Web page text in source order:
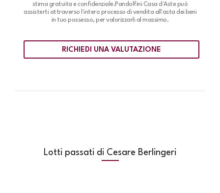
stima gratuita e confidenziale.Pandolfini Casa d'Aste può
assisterti attraverso l'intero processo di vendita all'asta dei beni
in tuo possesso, per valorizzarli al massimo.
RICHIEDI UNA VALUTAZIONE
Lotti passati di Cesare Berlingeri